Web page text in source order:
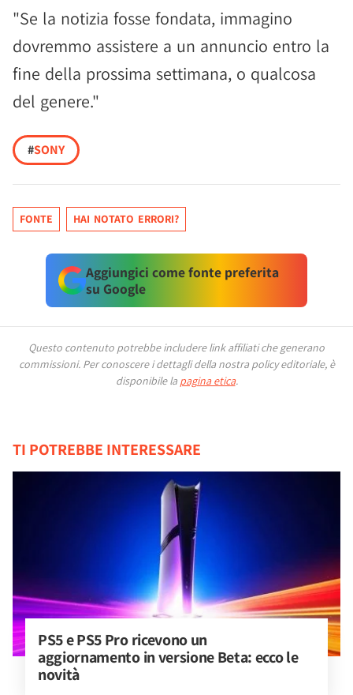
"Se la notizia fosse fondata, immagino
dovremmo assistere a un annuncio entro la
fine della prossima settimana, o qualcosa
del genere."
#SONY
FONTE HAI NOTATO ERRORI?
Aggiungici come fonte preferita
su Google
Questo contenuto potrebbe includere link affiliati che generano
commissioni. Per conoscere i dettagli della nostra policy editoriale, è
disponibile la pagina etica.
TI POTREBBE INTERESSARE
PS5 e PS5 Pro ricevono un
aggiornamento in versione Beta: ecco le
novità